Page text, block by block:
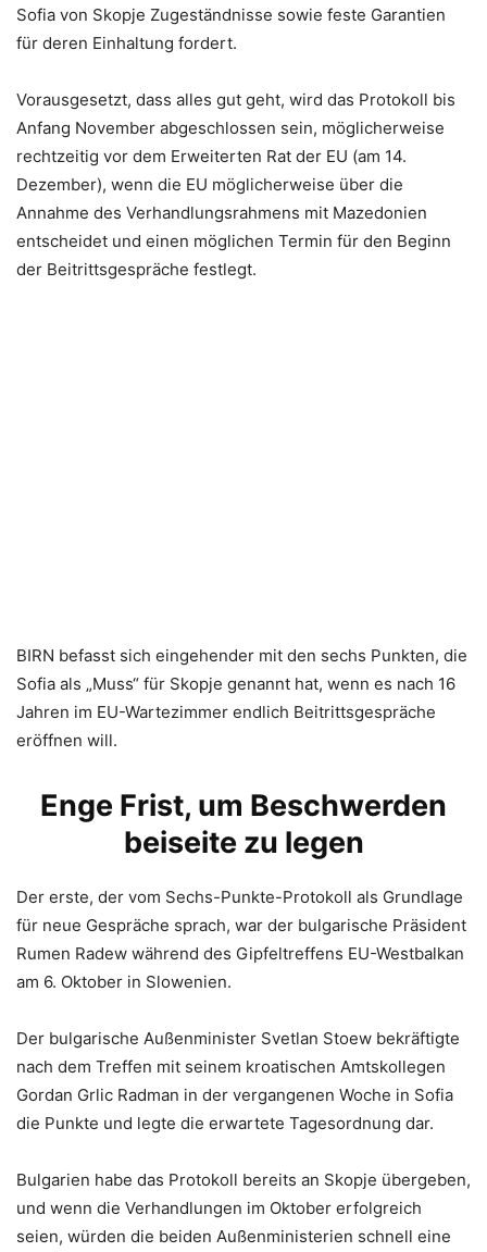
Sofia von Skopje Zugeständnisse sowie feste Garantien
für deren Einhaltung fordert.
Vorausgesetzt, dass alles gut geht, wird das Protokoll bis
Anfang November abgeschlossen sein, möglicherweise
rechtzeitig vor dem Erweiterten Rat der EU (am 14.
Dezember), wenn die EU möglicherweise über die
Annahme des Verhandlungsrahmens mit Mazedonien
entscheidet und einen möglichen Termin für den Beginn
der Beitrittsgespräche festlegt.
BIRN befasst sich eingehender mit den sechs Punkten, die
Sofia als „Muss“ für Skopje genannt hat, wenn es nach 16
Jahren im EU-Wartezimmer endlich Beitrittsgespräche
eröffnen will.
Enge Frist, um Beschwerden
beiseite zu legen
Der erste, der vom Sechs-Punkte-Protokoll als Grundlage
für neue Gespräche sprach, war der bulgarische Präsident
Rumen Radew während des Gipfeltreffens EU-Westbalkan
am 6. Oktober in Slowenien.
Der bulgarische Außenminister Svetlan Stoew bekräftigte
nach dem Treffen mit seinem kroatischen Amtskollegen
Gordan Grlic Radman in der vergangenen Woche in Sofia
die Punkte und legte die erwartete Tagesordnung dar.
Bulgarien habe das Protokoll bereits an Skopje übergeben,
und wenn die Verhandlungen im Oktober erfolgreich
seien, würden die beiden Außenministerien schnell eine